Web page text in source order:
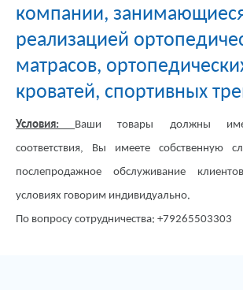
компании,
реализацией
матрасов,
кроватей, спортивных
Условия: Ваши товары должны
соответствия, Вы имеете собственную
послепродажное обслуживание
условиях говорим индивидуально.
По вопросу сотрудничества: +79265503303